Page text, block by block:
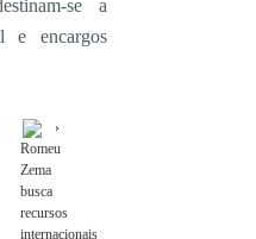
se a
e encargos
Romeu
Zema
busca
recursos
internacionais